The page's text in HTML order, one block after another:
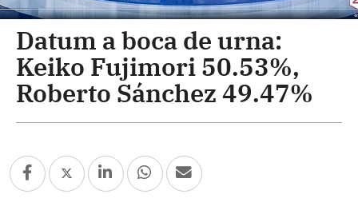
Datum a boca de urna:
Keiko Fujimori 50.53%,
Roberto Sánchez 49.47%